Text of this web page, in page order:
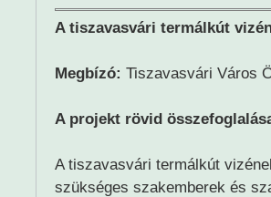
A tiszavasvári termálkút
Megbízó: Tiszavasvári Város
A projekt rövid
A tiszavasvári termálkút
szükséges szakemberek és